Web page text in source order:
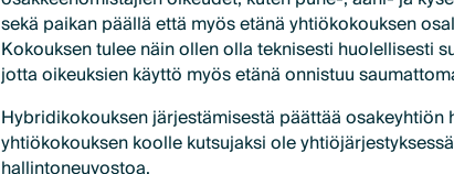
sekä paikan päällä että myös etänä yhtiökokouksen
Kokouksen tulee näin ollen olla teknisesti huolellisesti
jotta oikeuksien käyttö myös etänä onnistuu
Hybridikokouksen järjestämisestä päättää osakeyhtiön
yhtiökokouksen koolle kutsujaksi ole